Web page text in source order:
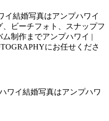
イ結婚写真はアンプハワイ
ビーチフォト、スナップフ
制作までアンプハワイ |
にお任せくださ